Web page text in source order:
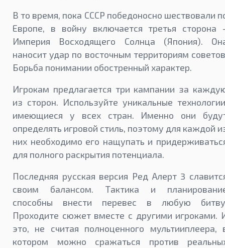
В то время, пока СССР победоносно шествовали
Европе, в войну включается третья сторона
Империя Восходящего Солнца (Япония).
наносит удар по восточным территориям
Борьба понимании обостренный характер.
Игрокам предлагается три кампании за
из сторон. Используйте уникальные
имеющиеся у всех стран. Именно они
определять игровой стиль, поэтому для каждой
них необходимо его нащупать и
для полного раскрытия потенциала.
Последняя русская версия Ред Алерт 3
своим балансом. Тактика и
способны внести перевес в любую
Проходите сюжет вместе с другими игроками.
это, не считая полноценного мультииплеера,
котором можно сражаться против